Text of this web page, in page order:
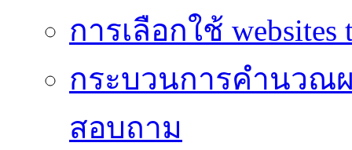
การเลือกใช้ websites
กระบวนการคำนวณ
สอบถาม